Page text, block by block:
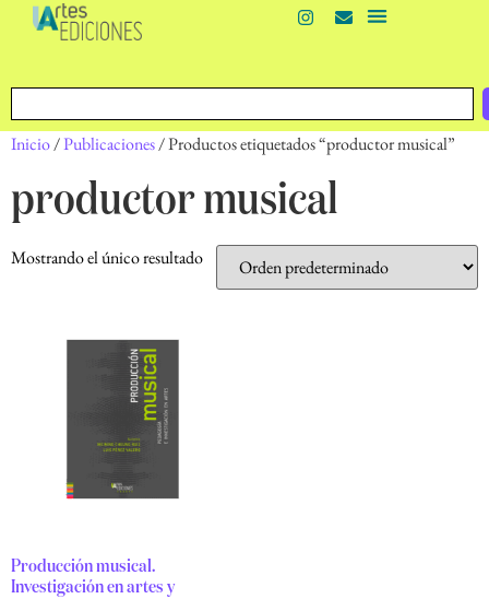
Inicio/Publicaciones/ Productos etiquetados “productor musical”
productor musical
Mostrando el único resultado
Producción musical.
Investigación en artes y